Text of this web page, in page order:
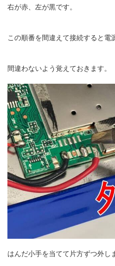
右が赤、左が黒です。
この順番を間違えて接続すると電
間違わないよう覚えておきます。
はんだ小手を当てて片方ずつ外し